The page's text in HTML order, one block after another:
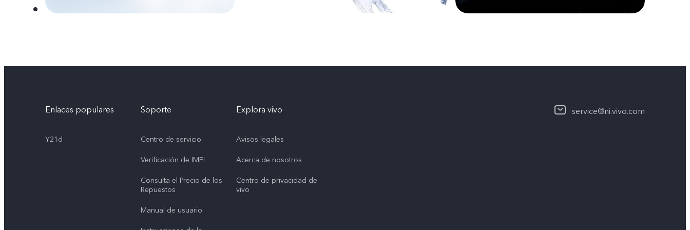
Enlaces populares
Y21d
Soporte
Centro de servicio
Verificación de IMEI
Consulta el Precio de los
Repuestos
Manual de usuario
Explora vivo
Avisos legales
Acerca de nosotros
Centro de privacidad de
vivo
service@ni.vivo.com